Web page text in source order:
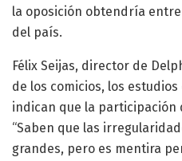
la oposición obtendría entre
del país.
Félix Seijas, director de
de los comicios, los
indican que la participación
“Saben que las
grandes, pero es mentira